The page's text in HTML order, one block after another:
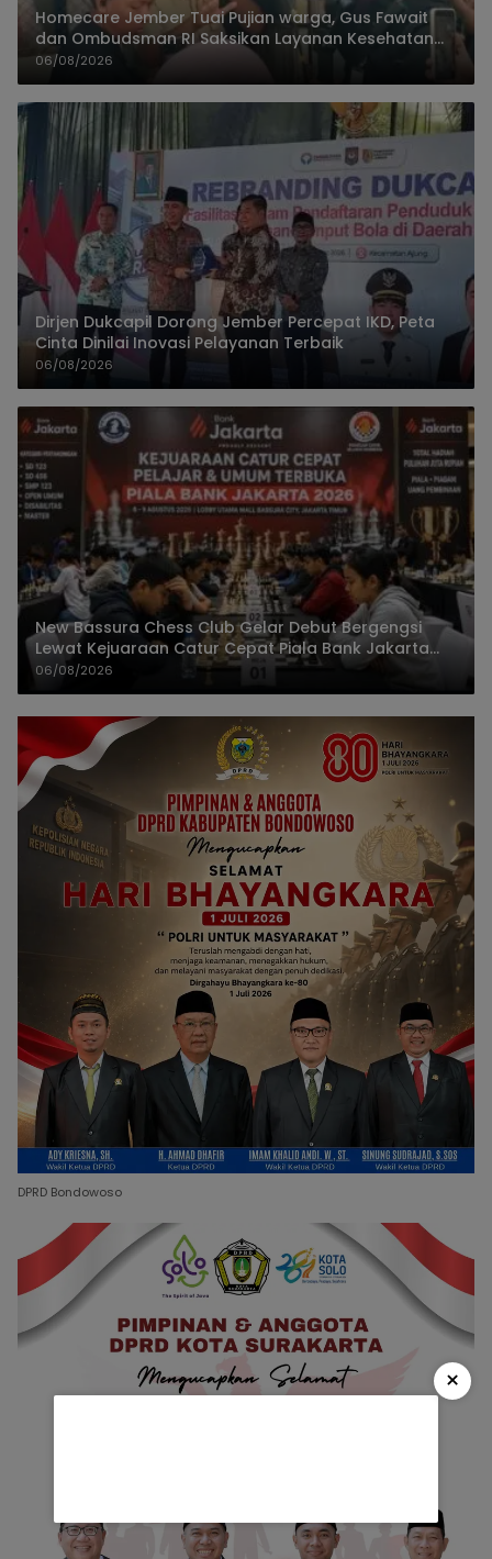
Homecare Jember Tuai Pujian warga, Gus Fawait
dan Ombudsman RI Saksikan Layanan Kesehatan
Rumah Pasien
06/08/2026
Dirjen Dukcapil Dorong Jember Percepat IKD, Peta
Cinta Dinilai Inovasi Pelayanan Terbaik
06/08/2026
New Bassura Chess Club Gelar Debut Bergengsi
Lewat Kejuaraan Catur Cepat Piala Bank Jakarta
2026
06/08/2026
DPRD Bondowoso
×